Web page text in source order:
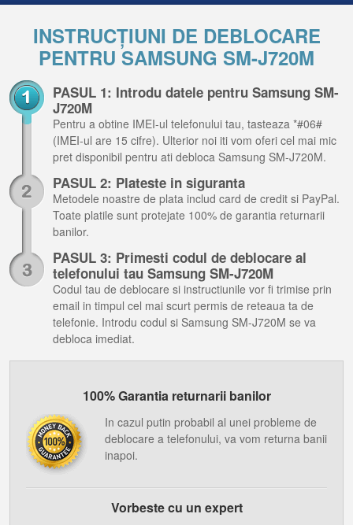
INSTRUCȚIUNI DE DEBLOCARE
PENTRU SAMSUNG SM-J720M
PASUL 1: Introdu datele pentru Samsung SM-
J720M
Pentru a obtine IMEI-ul telefonului tau, tasteaza *#06#
(IMEI-ul are 15 cifre). Ulterior noi iti vom oferi cel mai mic
pret disponibil pentru ati debloca Samsung SM-J720M.
PASUL 2: Plateste in siguranta
Metodele noastre de plata includ card de credit si PayPal.
Toate platile sunt protejate 100% de garantia returnarii
banilor.
PASUL 3: Primesti codul de deblocare al
telefonului tau Samsung SM-J720M
Codul tau de deblocare si instructiunile vor fi trimise prin
email in timpul cel mai scurt permis de reteaua ta de
telefonie. Introdu codul si Samsung SM-J720M se va
debloca imediat.
100% Garantia returnarii banilor
In cazul putin probabil al unei probleme de
deblocare a telefonului, va vom returna banii
inapoi.
Vorbeste cu un expert